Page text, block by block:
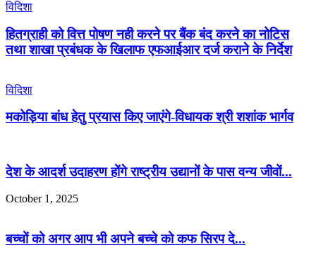
विदिशा
हितग्राही को वित्त पोषण नही करने पर बैंक बंद करने का नोटिस
तथा शाखा प्रबंधक के खिलाफ एफआईआर दर्ज कराने के निर्देश
विदिशा
मकोड़िया बांध हेतु प्रयास किए जाएंगे-विधायक श्री शशांक भार्गव
देश के आदर्श उदाहरण होंगे राष्ट्रीय उद्यानों के पास वन्य जीवों...
October 1, 2025
बच्चों को अगर आप भी अपने बच्चे को कफ सिरप दे...